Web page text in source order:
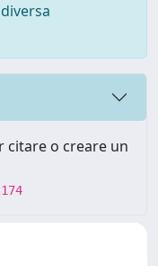
citare o creare un